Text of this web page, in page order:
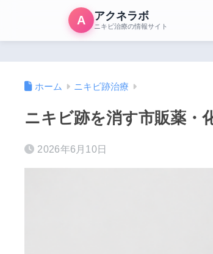
A アクネラボ
ニキビ治療の情報サイト
ホーム ニキビ跡治療
ニキビ跡を消す市販薬・
2026年6月10日